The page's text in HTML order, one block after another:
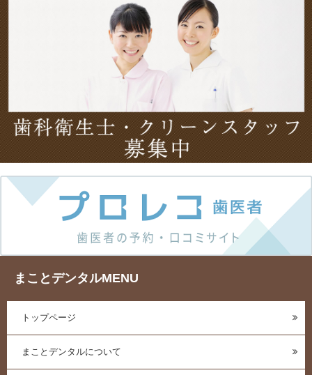
まことデンタルMENU
トップページ
まことデンタルについて